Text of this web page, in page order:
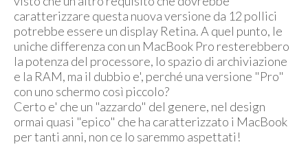
caratterizzare questa nuova versione da 12 pollici
potrebbe essere un display Retina. A quel punto, le
uniche differenza con un MacBook Pro resterebbero
la potenza del processore, lo spazio di archiviazione
e la RAM, ma il dubbio e', perché una versione "Pro"
con uno schermo così piccolo?
Certo e' che un "azzardo" del genere, nel design
ormai quasi "epico" che ha caratterizzato i MacBook
per tanti anni, non ce lo saremmo aspettati!